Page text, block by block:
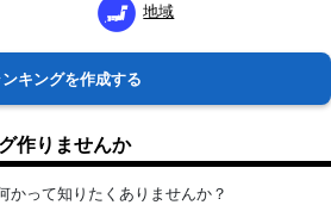
地域
ンキングを作成する
作りませんか
かって知りたくありませんか？